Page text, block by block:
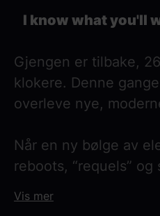
I know what you'll
Gjengen er tilbake,
klokere. Denne
overleve nye,
Når en ny bølge av
reboots, “requels”
Vis mer